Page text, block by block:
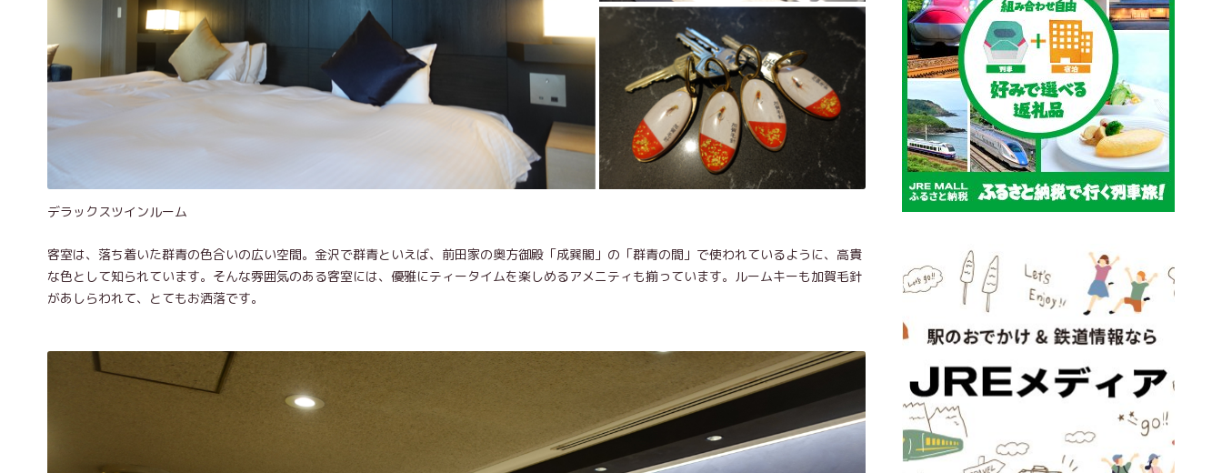
デラックスツインルーム
客室は、落ち着いた群青の色合いの広い空間。金沢で群青といえば、前田家の奥方御殿「成巽閣」の「群青の間」で使われているように、高貴
な色として知られています。そんな雰囲気のある客室には、優雅にティータイムを楽しめるアメニティも揃っています。ルームキーも加賀毛針
があしらわれて、とてもお洒落です。